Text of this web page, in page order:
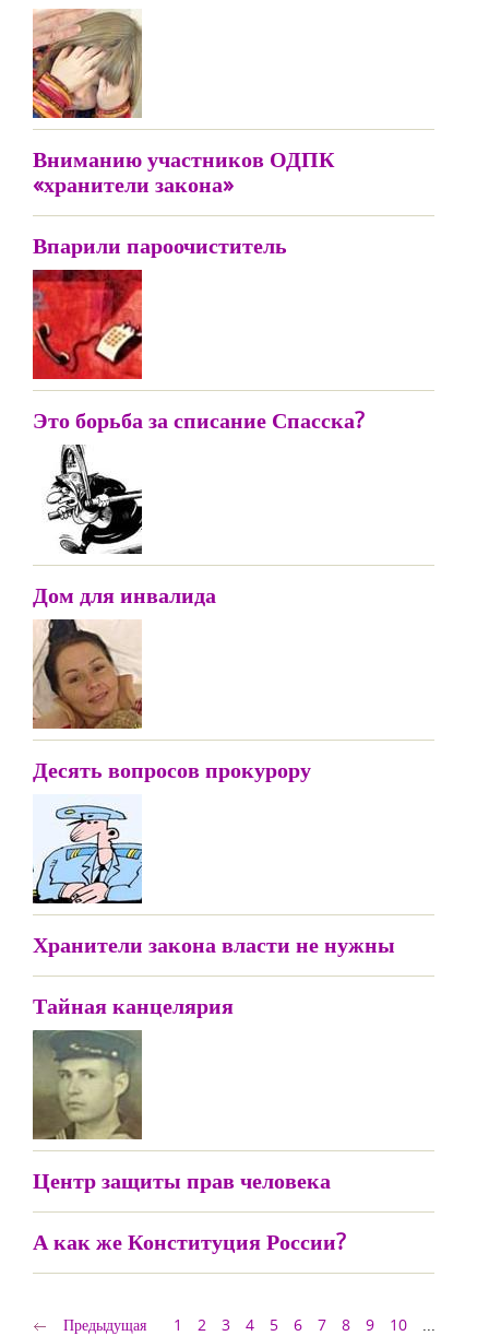
Вниманию участников ОДПК
«хранители закона»
Впарили пароочиститель
Это борьба за списание Спасска?
Дом для инвалида
Десять вопросов прокурору
Хранители закона власти не нужны
Тайная канцелярия
Центр защиты прав человека
А как же Конституция России?
Предыдущая 1 2 3 4 5 6 7 8 9 10
...